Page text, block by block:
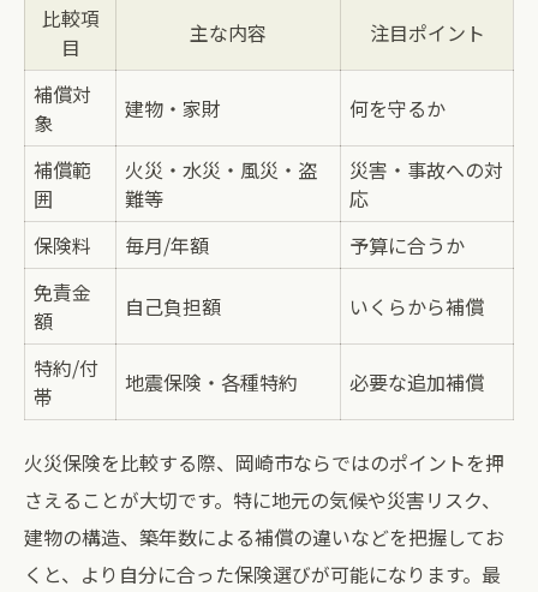
比較項
目
主な内容 注目ポイント
補償対
象
建物・家財 何を守るか
補償範
囲
火災・水災・風災・盗
難等
災害・事故への対
応
保険料
毎月/年額
予算に合うか
免責金
額
自己負担額 いくらから補償
特約/付
帯
地震保険・各種特約 必要な追加補償
火災保険を比較する際、岡崎市ならではのポイントを押
さえることが大切です。特に地元の気候や災害リスク、
建物の構造、築年数による補償の違いなどを把握してお
くと、より自分に合った保険選びが可能になります。最